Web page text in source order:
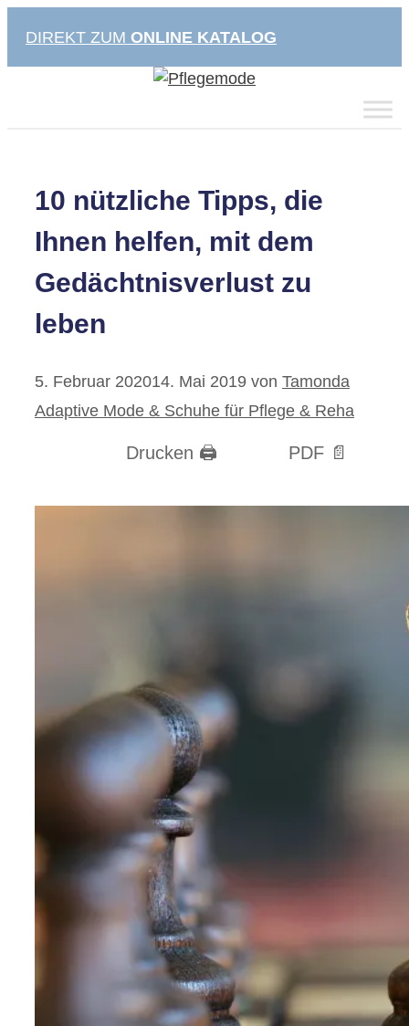
Inhalt
springen
DIREKT ZUM ONLINE KATALOG
10 nützliche Tipps, die
Ihnen helfen, mit dem
Gedächtnisverlust zu
leben
5. Februar 202014. Mai 2019 von Tamonda
Adaptive Mode & Schuhe für Pflege & Reha
Drucken 🖨 PDF 📄